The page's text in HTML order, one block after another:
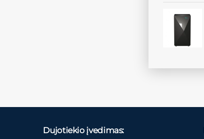
Dujotiekio įvedimas: